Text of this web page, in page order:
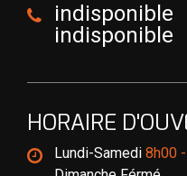
indisponible
indisponible
HORAIRE
Lundi-Samedi 8h00